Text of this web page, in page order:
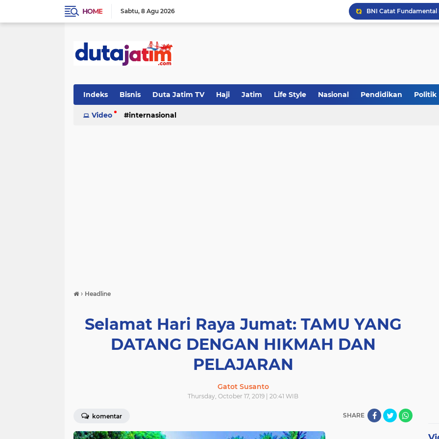
HOME Sabtu 8 Agu 2026
JakOne Mobile Antar
Khutbah Jumat:
Indeks Bisnis Duta Jatim TV Haji Jatim Life Style Nasional Pendidikan Politik
Video internasional
› Headline
Selamat Hari Raya Jumat: TAMU YANG
DATANG DENGAN HIKMAH DAN
PELAJARAN
Gatot Susanto
Thursday, October 17, 2019 | 20:41 WIB
komentar SHARE